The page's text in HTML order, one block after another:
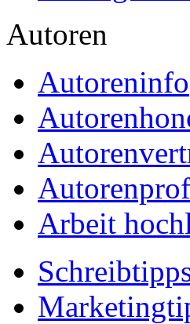
Autoren
Autoreninfo
Arbeit